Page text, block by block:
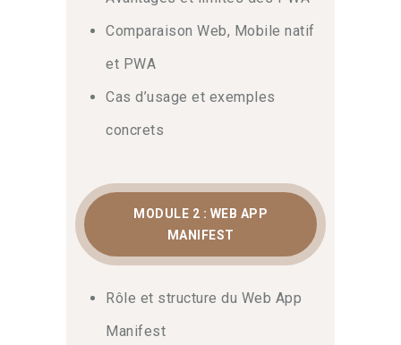
configuration. Grâce au Web App
Manifest, vous configurez l’affichage,
précision. Avec cette approche, vous
optimisez l’intégration sur différents
d’experts pour obtenir un
accompagnement personnalisé.
Service Workers et mode
offline-first
Ensuite, ce parcours guide votre
Comparaison Web, Mobile natif
et PWA
Cas d’usage et exemples
concrets
MODULE 2 : WEB APP
MANIFEST
Rôle et structure du Web App
Manifest